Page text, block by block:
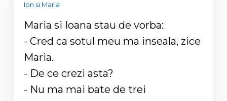
Ion si Maria
Maria si Ioana stau de vorba:
- Cred ca sotul meu ma inseala, zice
Maria.
- De ce crezi asta?
- Nu ma mai bate de trei